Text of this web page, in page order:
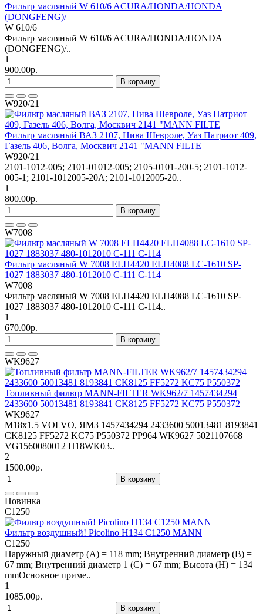
Фильтр масляный W 610/6 ACURA/HONDA/HONDA
(DONGFENG)/
W 610/6
Фильтр масляный W 610/6 ACURA/HONDA/HONDA
(DONGFENG)/..
1
900.00р.
В корзину
W920/21
Фильтр масляный ВАЗ 2107, Нива Шевроле, Уаз Патриот 409,
Газель 406, Волга, Москвич 2141 "MANN FILTE
W920/21
2101-1012-005; 2101-01012-005; 2105-0101-200-5; 2101-1012-
005-1; 2101-1012005-20A; 2101-1012005-20..
1
800.00р.
В корзину
W7008
Фильтр масляный W 7008 ELH4420 ELH4088 LC-1610 SP-
1027 1883037 480-1012010 C-111 C-114
W7008
Фильтр масляный W 7008 ELH4420 ELH4088 LC-1610 SP-
1027 1883037 480-1012010 C-111 C-114..
1
670.00р.
В корзину
WK9627
Топливный фильтр MANN-FILTER WK962/7 1457434294
2433600 50013481 8193841 CK8125 FF5272 KC75 P550372
WK9627
M18x1.5 VOLVO, ЯМЗ 1457434294 2433600 50013481 8193841
CK8125 FF5272 KC75 P550372 PP964 WK9627 5021107668
VG1560080012 H18WK03..
2
1500.00р.
В корзину
Новинка
C1250
Фильтр воздушный! Picolino H134 C1250 MANN
C1250
Наружный диаметр (A) = 118 mm; Внутренний диаметр (B) =
67 mm; Внутренний диаметр 1 (C) = 67 mm; Высота (H) = 134
mmОсновное приме..
1
1085.00р.
В корзину